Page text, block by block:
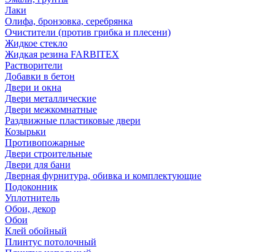
Лаки
Олифа, бронзовка, серебрянка
Очистители (против грибка и плесени)
Жидкое стекло
Жидкая резина FARBITEX
Растворители
Добавки в бетон
Двери и окна
Двери металлические
Двери межкомнатные
Раздвижные пластиковые двери
Козырьки
Противопожарные
Двери строительные
Двери для бани
Дверная фурнитура, обивка и комплектующие
Подоконник
Уплотнитель
Обои, декор
Обои
Клей обойный
Плинтус потолочный